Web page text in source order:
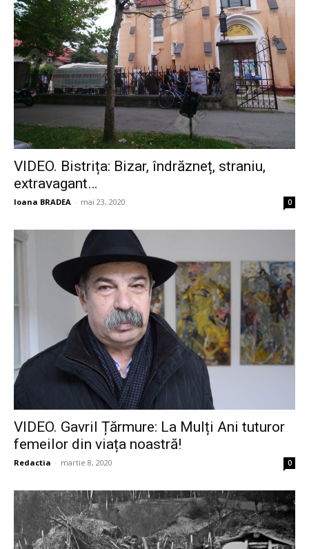
VIDEO. Bistrița: Bizar, îndrăzneț, straniu,
extravagant…
Ioana BRADEA - mai 23, 2020 0
VIDEO. Gavril Țărmure: La Mulți Ani tuturor
femeilor din viața noastră!
Redactia - martie 8, 2020 0